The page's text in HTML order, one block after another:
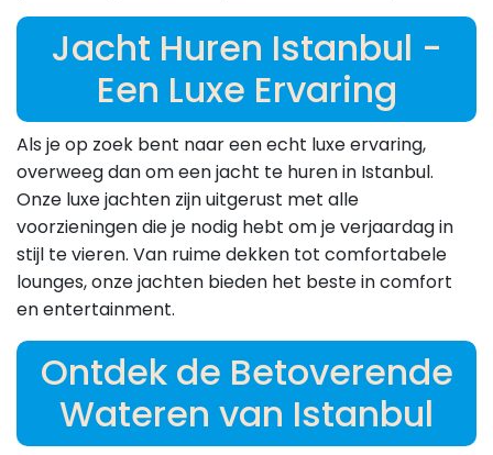
Jacht Huren Istanbul -
Een Luxe Ervaring
Als je op zoek bent naar een echt luxe ervaring,
overweeg dan om een jacht te huren in Istanbul.
Onze luxe jachten zijn uitgerust met alle
voorzieningen die je nodig hebt om je verjaardag in
stijl te vieren. Van ruime dekken tot comfortabele
lounges, onze jachten bieden het beste in comfort
en entertainment.
Ontdek de Betoverende
Wateren van Istanbul